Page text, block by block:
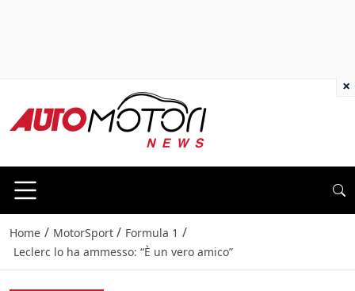
Home / MotorSport / Formula 1 /
Leclerc lo ha ammesso: “È un vero amico”
×